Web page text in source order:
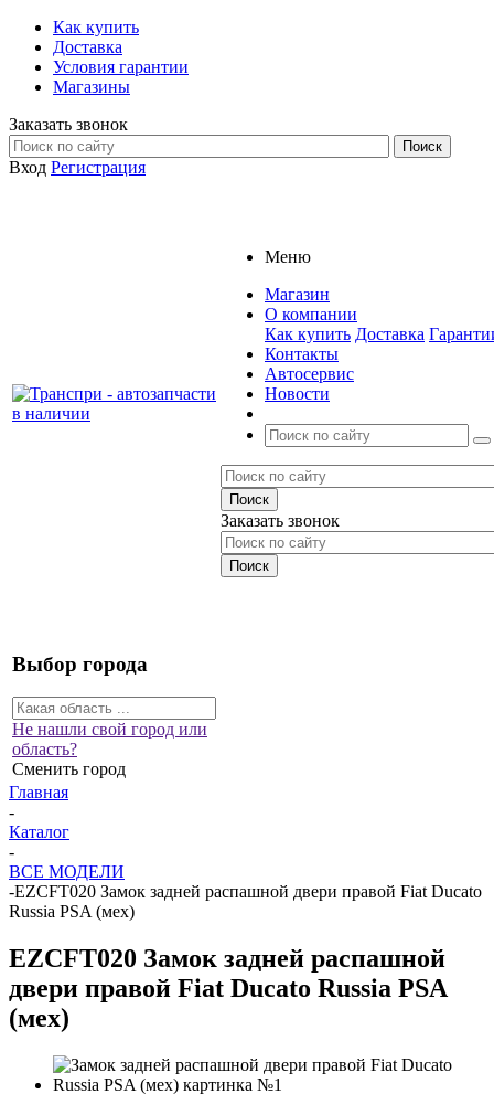
Как купить
Доставка
Условия гарантии
Магазины
Заказать звонок
Вход Регистрация
Меню
Магазин
О компании
Как купить Доставка
Контакты
Автосервис
Новости
Заказать звонок
Выбор города
Не нашли свой город или
область?
Сменить город
Главная
-
Каталог
-
ВСЕ МОДЕЛИ
-EZCFT020 Замок задней распашной двери правой Fiat Ducato
Russia PSA (мех)
EZCFT020 Замок задней распашной
двери правой Fiat Ducato Russia PSA
(мех)